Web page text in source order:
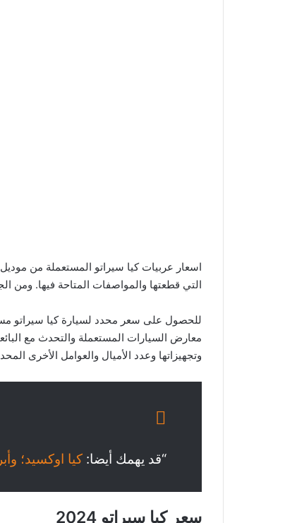
التي قطعتها والمواصفات المتاحة فيها. ومن
معارض السيارات المستعملة والتحدث مع
وتجهيزاتها وعدد الأميال والعوامل الأخرى
“قد يهمك أيضا: كيا اوكسيد؛ وأبرز 4 طرق يمكنك البحث
سعر كيا سيراتو 2024